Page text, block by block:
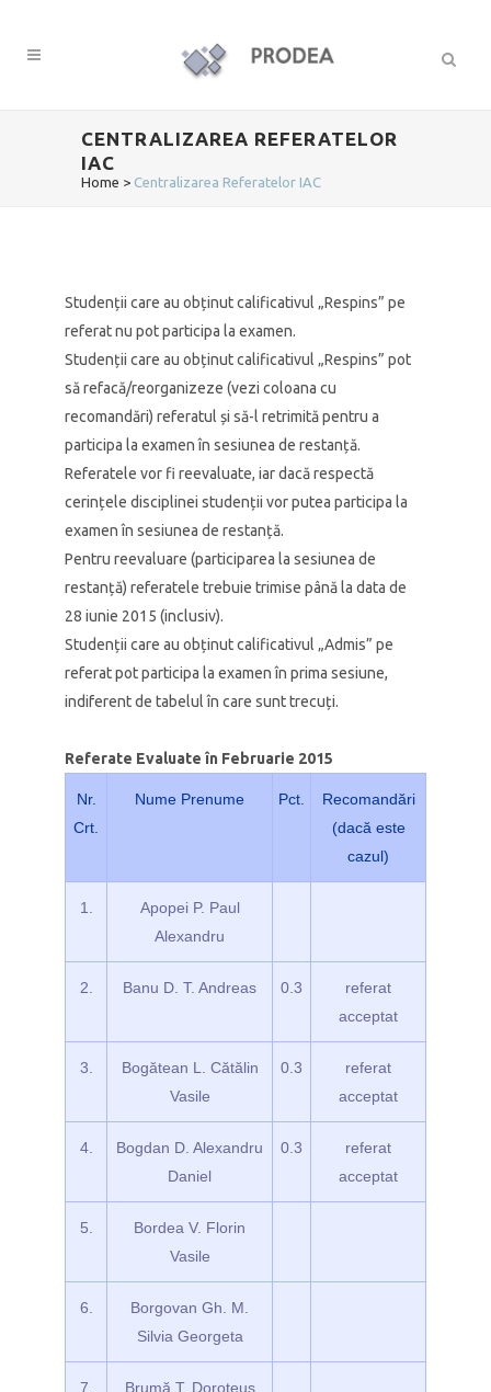
CENTRALIZAREA REFERATELOR
IAC
Home > Centralizarea Referatelor IAC
Studenții care au obținut calificativul „Respins” pe
referat nu pot participa la examen.
Studenții care au obținut calificativul „Respins” pot
să refacă/reorganizeze (vezi coloana cu
recomandări) referatul și să-l retrimită pentru a
participa la examen în sesiunea de restanță.
Referatele vor fi reevaluate, iar dacă respectă
cerințele disciplinei studenții vor putea participa la
examen în sesiunea de restanță.
Pentru reevaluare (participarea la sesiunea de
restanță) referatele trebuie trimise până la data de
28 iunie 2015 (inclusiv).
Studenții care au obținut calificativul „Admis” pe
referat pot participa la examen în prima sesiune,
indiferent de tabelul în care sunt trecuți.
Referate Evaluate în Februarie 2015
Nr.
Crt.
Nume Prenume Pct.
Recomandări
(dacă este
cazul)
1.
Apopei P. Paul
Alexandru
2. Banu D. T. Andreas 0.3
referat
acceptat
3.
Bogătean L. Cătălin
Vasile
0.3
referat
acceptat
4.
Bogdan D. Alexandru
Daniel
0.3
referat
acceptat
5.
Bordea V. Florin
Vasile
6.
Borgovan Gh. M.
Silvia Georgeta
7.
Brumă T. Doroteus